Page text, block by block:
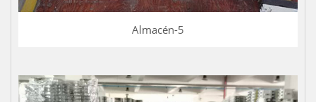
Almacén-5